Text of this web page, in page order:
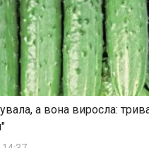
а вона виросла: